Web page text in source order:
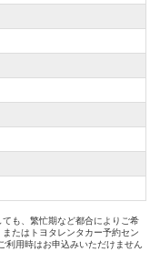
も、繁忙期など都合によりご希
たはトヨタレンタカー予約セン
利用時はお申込みいただけません